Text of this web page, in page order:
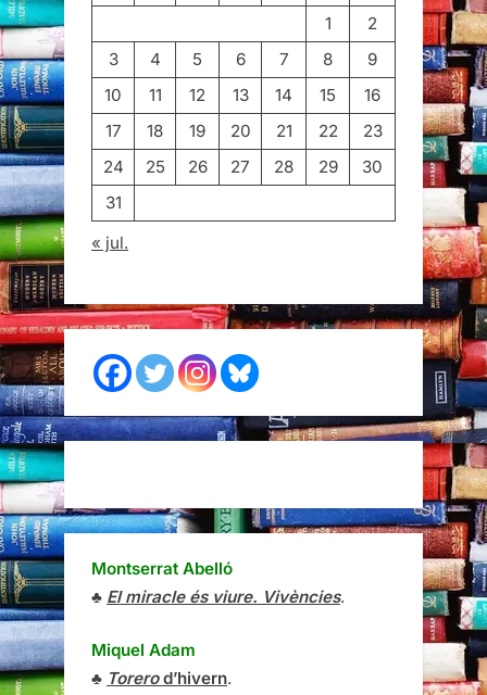
1
2
3
4 5 6 7 8
9
10
11 12 13 14 15
16
17
18 19 20 21 22
23
24
25 26 27 28 29
30
31
« jul.
Montserrat Abelló
♣ El miracle és viure. Vivències.
Miquel Adam
♣ Torerod’hivern.